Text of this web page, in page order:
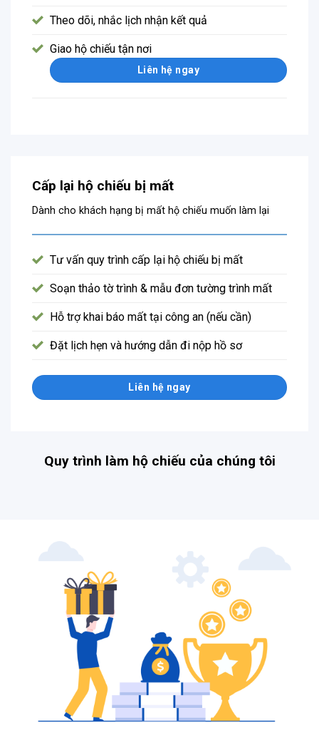
Theo dõi, nhắc lịch nhận kết quả
Giao hộ chiếu tận nơi
Liên hệ ngay
Cấp lại hộ chiếu bị mất
Dành cho khách hạng bị mất hộ chiếu muốn làm lại
Tư vấn quy trình cấp lại hộ chiếu bị mất
Soạn thảo tờ trình & mẫu đơn tường trình mất
Hỗ trợ khai báo mất tại công an (nếu cần)
Đặt lịch hẹn và hướng dẫn đi nộp hồ sơ
Liên hệ ngay
Quy trình làm hộ chiếu của chúng tôi